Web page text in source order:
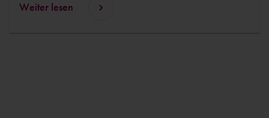
Managementsystemen auszutauschen. Coen Vromans
Weiter lesen